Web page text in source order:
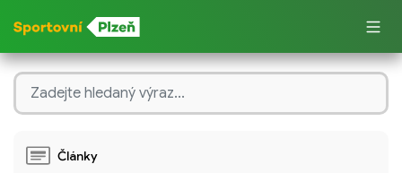
Články